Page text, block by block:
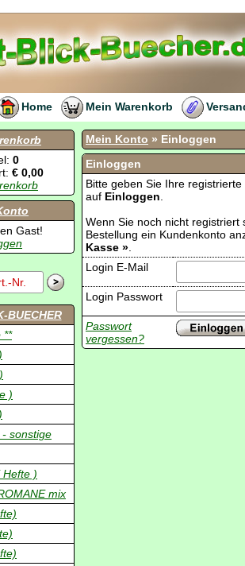
Home Mein Warenkorb
0
€ 0,00
Gast!
BUECHER
**
)
- sonstige
Hefte )
mix
Mein Konto » Einloggen
Einloggen
Bitte geben Sie Ihre
auf Einloggen
Wenn Sie noch nicht
Bestellung ein Kundenkonto
Kasse »
Login E-Mail
Login Passwort
Passwort
vergessen?